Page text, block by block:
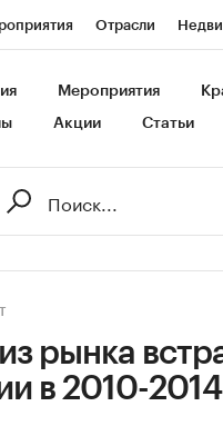
Отрасли
Газета
Мероприятия
Акции Статьи
рынка
в 2010-